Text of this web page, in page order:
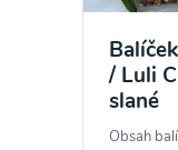
/ Luli
slané
Obsah